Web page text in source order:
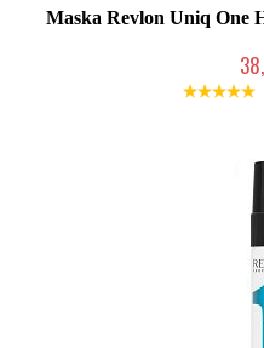
Maska Revlon Uniq One
Duża ilość